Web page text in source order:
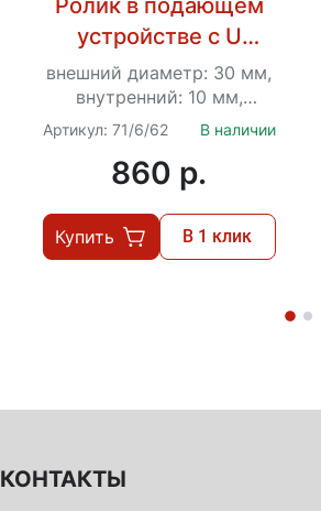
устройстве с U
канавкой для AL
0,8/1,0 для Ресанта
САИПА-200, 220,
220
внешний диаметр: 30 мм,
внутренний: 10 мм,
толщина: 10 мм
Артикул: 71/6/62 В наличии
860 p.
Купить В 1 клик
КОНТАКТЫ